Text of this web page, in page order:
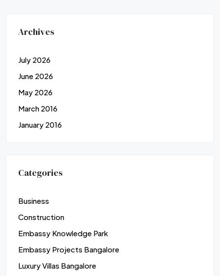
Archives
July 2026
June 2026
May 2026
March 2016
January 2016
Categories
Business
Construction
Embassy Knowledge Park
Embassy Projects Bangalore
Luxury Villas Bangalore